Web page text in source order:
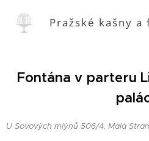
Pražské kašny a
Fontána v parteru
U Sovových mlýnů 506/4, Malá